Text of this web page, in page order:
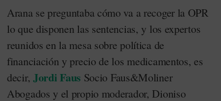
Arana se preguntaba cómo va a recoger la OPR
lo que disponen las sentencias, y los expertos
reunidos en la mesa sobre política de
financiación y precio de los medicamentos, es
decir, Jordi Faus Socio Faus&Moliner
Abogados y el propio moderador, Dioniso